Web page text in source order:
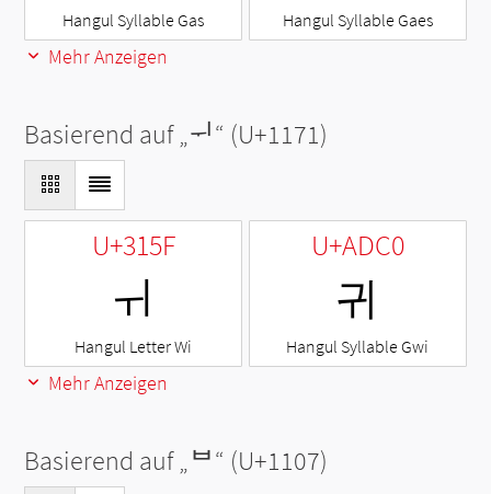
Hangul Syllable Gas Hangul Syllable Gaes
Mehr Anzeigen
Basierend auf „ᅱ“ (U+1171)
U+315F
ㅟ
Hangul Letter Wi
U+ADC0
귀
Hangul Syllable Gwi
Mehr Anzeigen
Basierend auf „ᄇ“ (U+1107)